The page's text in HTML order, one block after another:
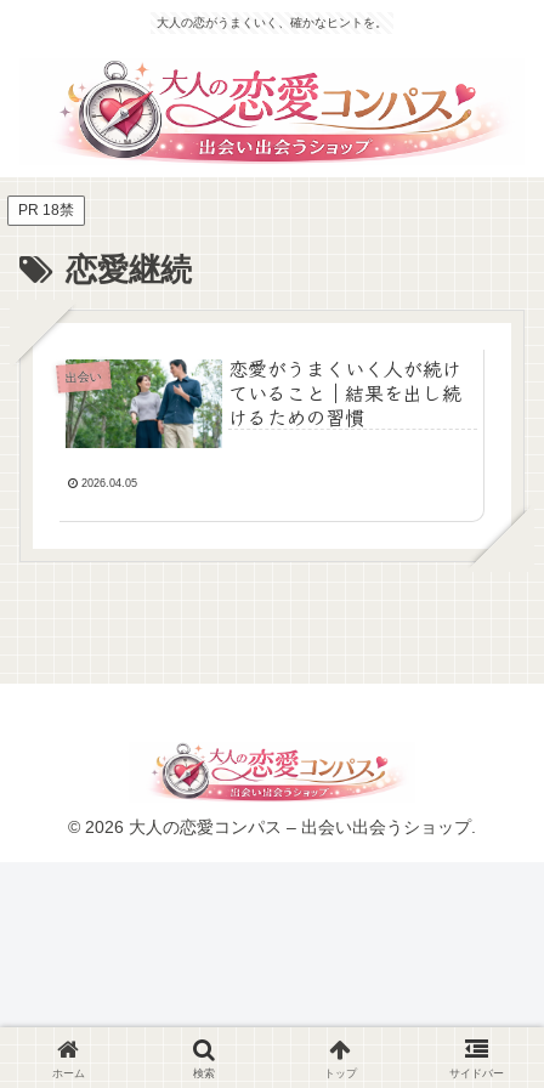
大人の恋がうまくいく、確かなヒントを。
PR 18禁
恋愛継続
出会い
恋愛がうまくいく人が続け
ていること｜結果を出し続
けるための習慣
2026.04.05
© 2026 大人の恋愛コンパス – 出会い出会うショップ.
ホーム 検索 トップ サイドバー